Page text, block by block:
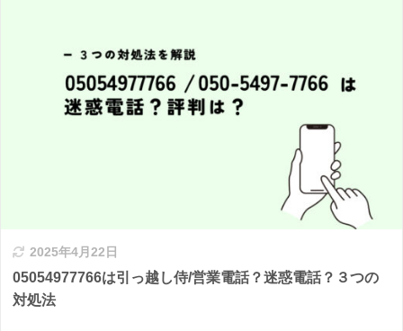
2025年4月22日
05054977766は引っ越し侍/営業電話？迷惑電話？３つの
対処法